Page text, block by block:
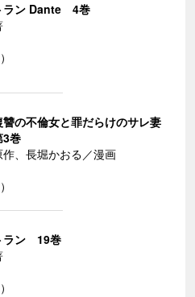
ラン Dante 4巻
の不倫女と罪だらけのサレ妻
巻
、長堀かおる／漫画
ラン 19巻